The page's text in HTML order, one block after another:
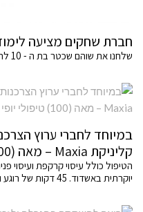
חברת שחקים מציעה
שלחנו את שוהם שכטר בת ה - 10 להתנסות בעשרה מיפגשים.
במיוחד לחברי ערוץ
קליניקת Maxia – מאה (100) טיפולי יופי מתנה
הטיפול כולל עיסוי קרקפת ועיסוי
יוקרתית באשדוד. 45 דקות של רוגע ופינוק. ללא הגרלה וללא תחרות